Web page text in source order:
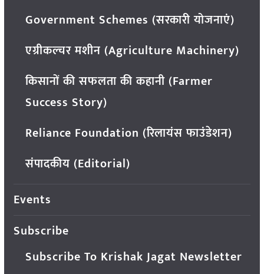
Government Schemes (सरकारी योजनाएं)
एग्रीकल्चर मशीन (Agriculture Machinery)
किसानों की सफलता की कहानी (Farmer
Success Story)
Reliance Foundation (रिलायंस फाउंडेशन)
संपादकीय (Editorial)
Events
Subscribe
Subscribe To Krishak Jagat Newsletter